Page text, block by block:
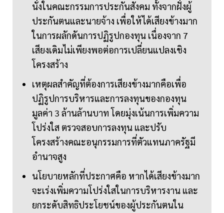
นั่งในคณะกรรมการประกันสังคม ทั้งจากฝั่งผู้
ประกันตนและนายจ้าง เพื่อให้ได้เสียงข้างมาก
ในการผลักดันการปฏิรูปกองทุน เนื่องจาก 7
เสียงเดิมไม่เพียงพอต่อการเปลี่ยนแปลงเชิง
โครงสร้าง
เหตุผลสำคัญที่ต้องการเสียงข้างมากคือเพื่อ
ปฏิรูปการบริหารและการลงทุนของกองทุน
มูลค่า 3 ล้านล้านบาท โดยมุ่งเน้นการเพิ่มความ
โปร่งใส ตรวจสอบการลงทุน และปรับ
โครงสร้างคณะอนุกรรมการที่ตัวแทนภาครัฐมี
อำนาจสูง
นโยบายหลักที่ประกาศคือ หากได้เสียงข้างมาก
จะเร่งเพิ่มความโปร่งใสในการบริหารงาน และ
ยกระดับสิทธิประโยชน์ของผู้ประกันตนใน